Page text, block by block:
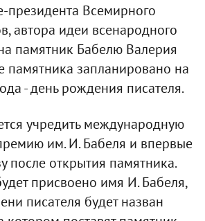
президента Всемирного
автора идеи всенародного
памятник Бабелю Валерия
памятника запланировано на
- день рождения писателя.
учредить международную
им. И. Бабеля и впервые
после открытия памятника.
присвоено имя И. Бабеля,
писателя будет назван